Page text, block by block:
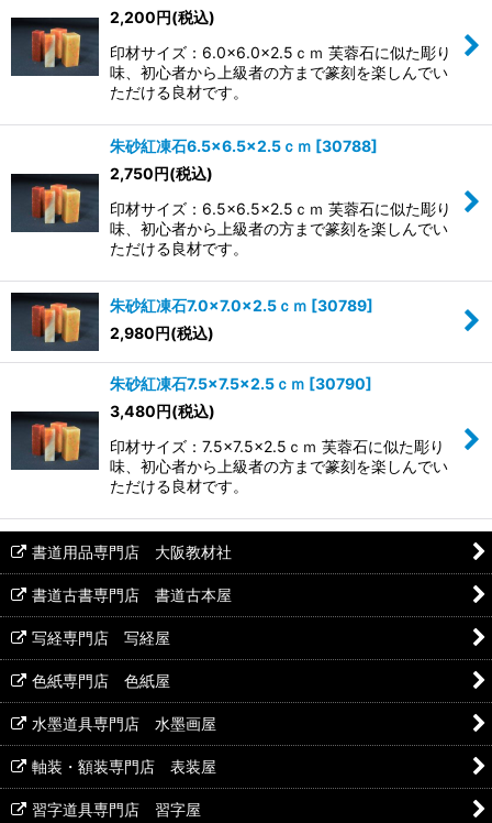
2,200円(税込)
印材サイズ：6.0×6.0×2.5ｃｍ 芙蓉石に似た彫り
味、初心者から上級者の方まで篆刻を楽しんでい
ただける良材です。
朱砂紅凍石6.5×6.5×2.5ｃｍ [30788]
2,750円(税込)
印材サイズ：6.5×6.5×2.5ｃｍ 芙蓉石に似た彫り
味、初心者から上級者の方まで篆刻を楽しんでい
ただける良材です。
朱砂紅凍石7.0×7.0×2.5ｃｍ [30789]
2,980円(税込)
朱砂紅凍石7.5×7.5×2.5ｃｍ [30790]
3,480円(税込)
印材サイズ：7.5×7.5×2.5ｃｍ 芙蓉石に似た彫り
味、初心者から上級者の方まで篆刻を楽しんでい
ただける良材です。
書道用品専門店 大阪教材社
書道古書専門店 書道古本屋
写経専門店 写経屋
色紙専門店 色紙屋
水墨道具専門店 水墨画屋
軸装・額装専門店 表装屋
習字道具専門店 習字屋